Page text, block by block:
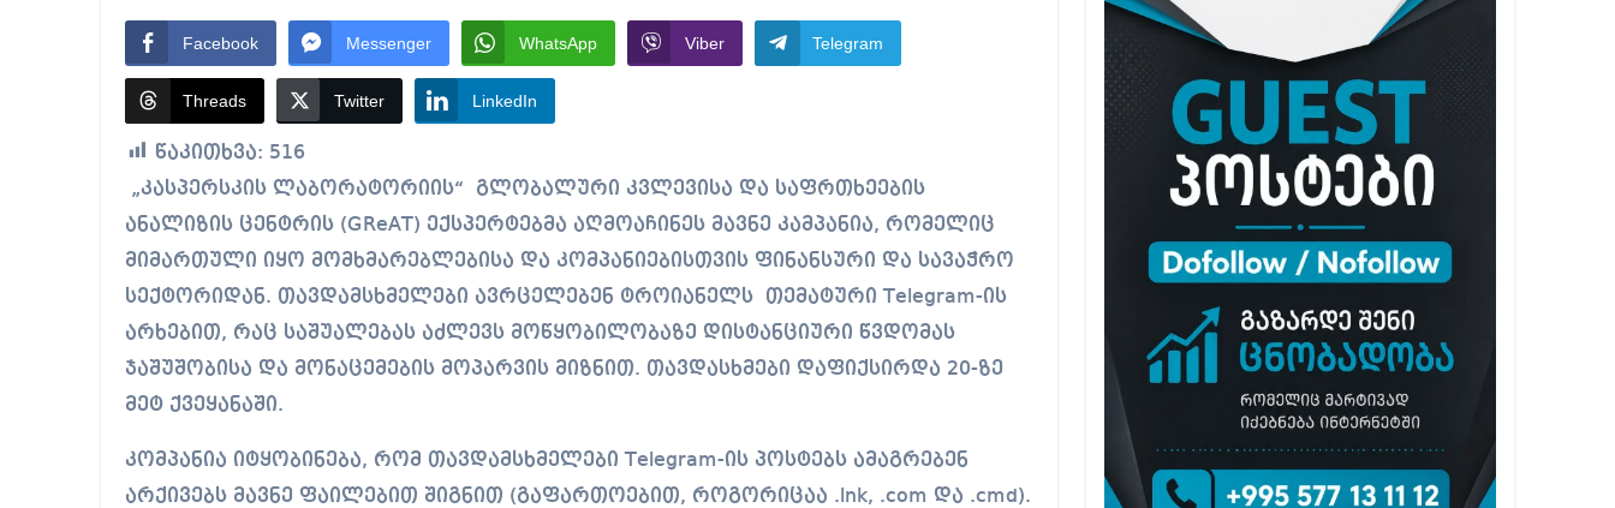
Facebook Messenger WhatsApp Viber Telegram
Threads Twitter LinkedIn
წაკითხვა: 516
„კასპერსკის ლაბორატორიის“ გლობალური კვლევისა და საფრთხეების
ანალიზის ცენტრის (GReAT) ექსპერტებმა აღმოაჩინეს მავნე კამპანია, რომელიც
მიმართული იყო მომხმარებლებისა და კომპანიებისთვის ფინანსური და სავაჭრო
სექტორიდან. თავდამსხმელები ავრცელებენ ტროიანელს თემატური Telegram-ის
არხებით, რაც საშუალებას აძლევს მოწყობილობაზე დისტანციური წვდომას
ჯაშუშობისა და მონაცემების მოპარვის მიზნით. თავდასხმები დაფიქსირდა 20-ზე
მეტ ქვეყანაში.
კომპანია იტყობინება, რომ თავდამსხმელები Telegram-ის პოსტებს ამაგრებენ
არქივებს მავნე ფაილებით შიგნით (გაფართოებით, როგორიცაა .lnk, .com და .cmd).